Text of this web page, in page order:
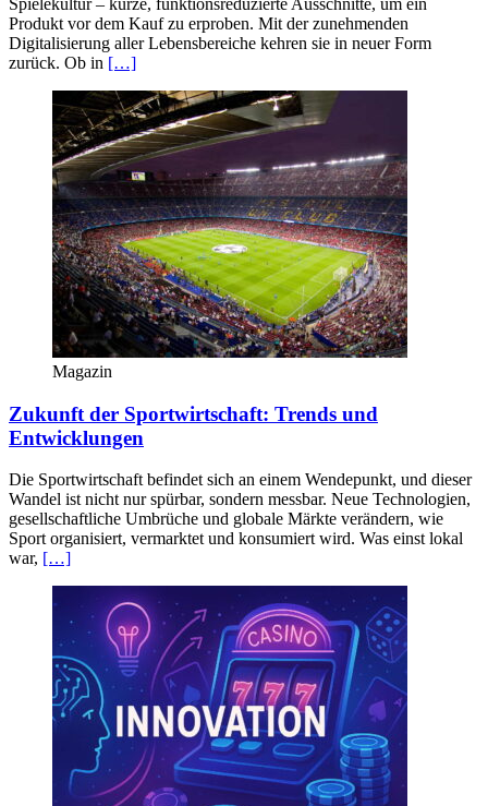
Spielekultur – kurze, funktionsreduzierte Ausschnitte, um ein
Produkt vor dem Kauf zu erproben. Mit der zunehmenden
Digitalisierung aller Lebensbereiche kehren sie in neuer Form
zurück. Ob in […]
Magazin
Zukunft der Sportwirtschaft: Trends und
Entwicklungen
Die Sportwirtschaft befindet sich an einem Wendepunkt, und dieser
Wandel ist nicht nur spürbar, sondern messbar. Neue Technologien,
gesellschaftliche Umbrüche und globale Märkte verändern, wie
Sport organisiert, vermarktet und konsumiert wird. Was einst lokal
war, […]